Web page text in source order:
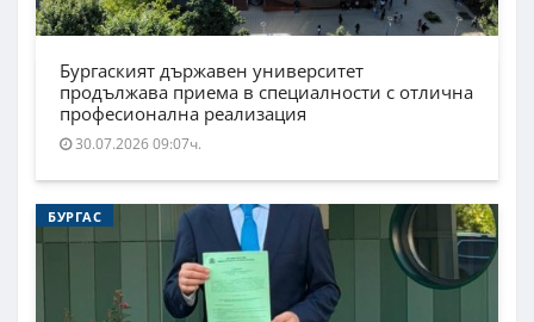
Бургаският държавен университет
продължава приема в специалности с отлична
професионална реализация
30.07.2026 09:07ч.
БУРГАС